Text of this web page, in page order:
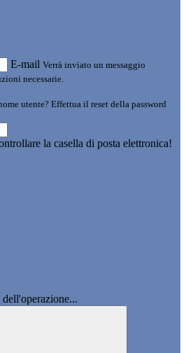
E-mail Verrà inviato un messaggio
necessarie.
utente? Effettua il reset della password
la casella di posta elettronica!